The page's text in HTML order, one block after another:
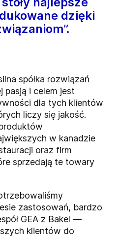
dzięki
spółka rozwiązań
i celem jest
dla tych klientów
liczy się jakość.
w kanadzie
oraz firm
sprzedają te towary
zastosowań, bardzo
GEA z Bakel —
klientów do